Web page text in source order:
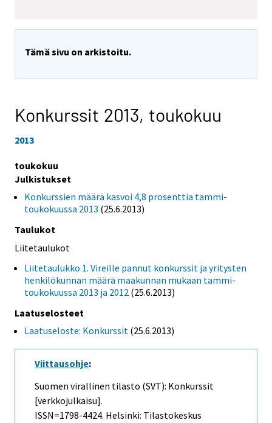
Tämä sivu on arkistoitu.
Konkurssit 2013, toukokuu
2013
toukokuu
Julkistukset
Konkurssien määrä kasvoi 4,8 prosenttia tammi-
toukokuussa 2013 (25.6.2013)
Taulukot
Liitetaulukot
Liitetaulukko 1. Vireille pannut konkurssit ja yritysten
henkilökunnan määrä maakunnan mukaan tammi-
toukokuussa 2013 ja 2012 (25.6.2013)
Laatuselosteet
Laatuseloste: Konkurssit (25.6.2013)
Viittausohje:
Suomen virallinen tilasto (SVT): Konkurssit
[verkkojulkaisu].
ISSN=1798-4424. Helsinki: Tilastokeskus